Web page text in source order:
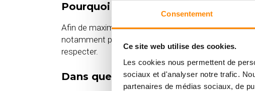
Consentement
Ce site web utilise des cookies.
Les cookies nous permettent de
sociaux et d'analyser notre trafic.
partenaires de médias sociaux, de
Pourquoi est-il essentiel de
Afin de maximiser la durée de vie de votre bardage
notamment pour assurer une bonne ventilation du
respecter.
Dans quel sens dois-je poser mon